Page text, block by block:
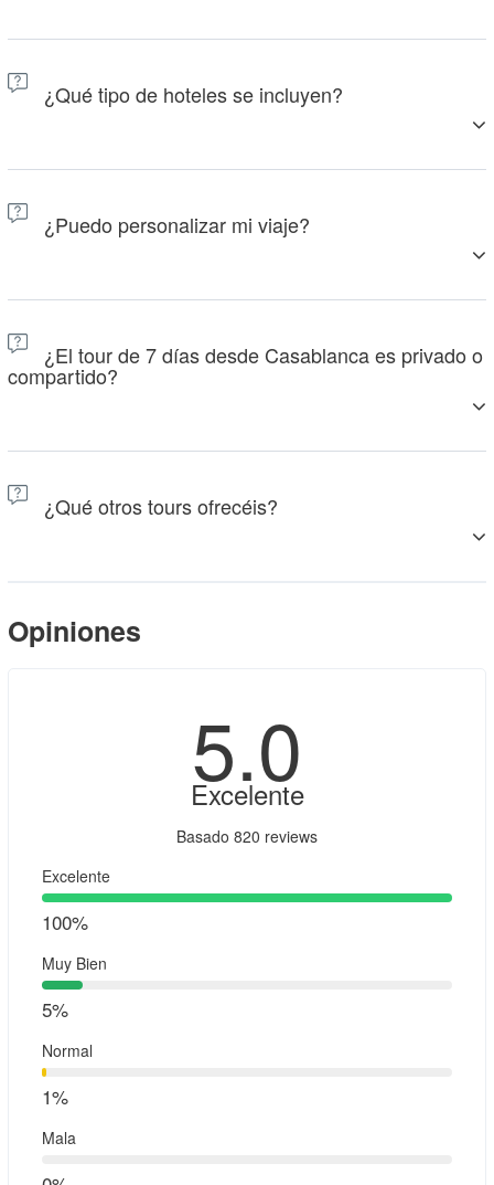
¿Qué tipo de hoteles se incluyen?
Te alojarás en hoteles de 3-4 estrellas y casas de huéspedes
tradicionales marroquíes (riads), además del exclusivo
campamento en el desierto. Todos los alojamientos han sido
cuidadosamente seleccionados por su comodidad y carácter
¿Puedo personalizar mi viaje?
Estaremos encantados de ajustar los itinerarios añadiendo
noches adicionales en el desierto o en las ciudades,
cambiando las actividades o ampliando la duración de su
viaje. No dude en solicitarnos información sobre cómo
¿El tour de 7 días desde Casablanca es privado o
compartido?
Se trata principalmente de una visita privada, pero en
ocasiones hay opciones disponibles para grupos reducidos.
¿Qué otros tours ofrecéis?
más a fondo las maravillas de Marruecos.
Opiniones
5.0
Excelente
Basado 820 reviews
Excelente
100%
Muy Bien
5%
Normal
1%
Mala